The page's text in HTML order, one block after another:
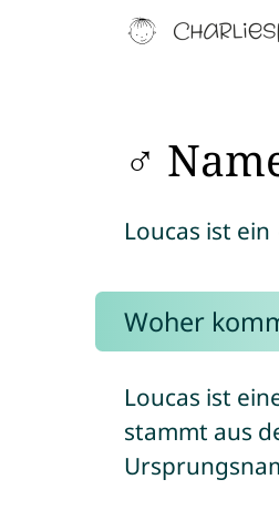
♂
Loucas ist ein
Woher
Loucas ist
stammt aus